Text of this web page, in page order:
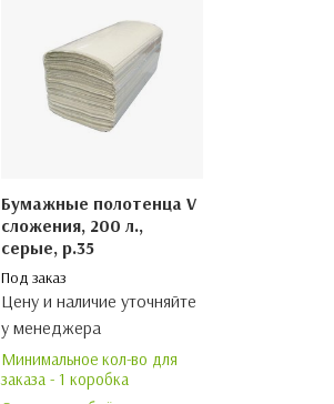
Бумажные полотенца V
сложения, 200 л.,
серые, р.35
Под заказ
Цену и наличие уточняйте
у менеджера
Минимальное кол-во для
заказа - 1 коробка